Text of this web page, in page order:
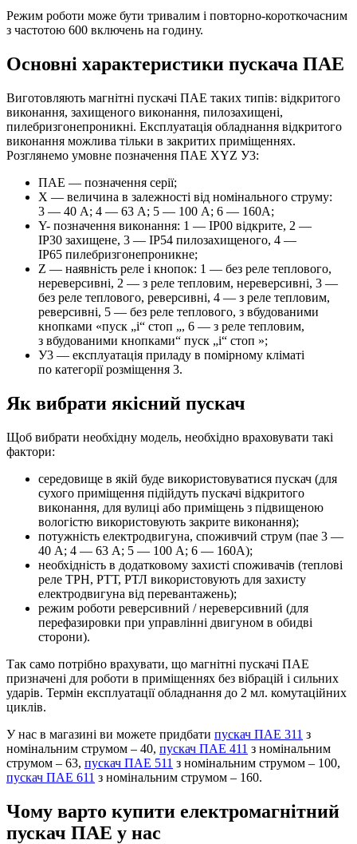
Режим роботи може бути тривалим і повторно-короткочасним
з частотою 600 включень на годину.
Основні характеристики пускача ПАЕ
Виготовляють магнітні пускачі ПАЕ таких типів: відкритого
виконання, захищеного виконання, пилозахищені,
пилебризгонепроникні. Експлуатація обладнання відкритого
виконання можлива тільки в закритих приміщеннях.
Розглянемо умовне позначення ПАЕ XYZ У3:
ПАЕ — позначення серії;
X — величина в залежності від номінального струму:
3 — 40 А; 4 — 63 А; 5 — 100 А; 6 — 160А;
Y- позначення виконання: 1 — IP00 відкрите, 2 —
IP30 захищене, 3 — IP54 пилозахищеного, 4 —
IP65 пилебризгонепроникне;
Z — наявність реле і кнопок: 1 — без реле теплового,
нереверсивні, 2 — з реле тепловим, нереверсивні, 3 —
без реле теплового, реверсивні, 4 — з реле тепловим,
реверсивні, 5 — без реле теплового, з вбудованими
кнопками «пуск „і“ стоп „, 6 — з реле тепловим,
з вбудованими кнопками“ пуск „і“ стоп »;
У3 — експлуатація приладу в помірному кліматі
по категорії розміщення 3.
Як вибрати якісний пускач
Щоб вибрати необхідну модель, необхідно враховувати такі
фактори:
середовище в якій буде використовуватися пускач (для
сухого приміщення підійдуть пускачі відкритого
виконання, для вулиці або приміщень з підвищеною
вологістю використовують закрите виконання);
потужність електродвигуна, споживчий струм (пае 3 —
40 А; 4 — 63 А; 5 — 100 А; 6 — 160А);
необхідність в додатковому захисті споживачів (теплові
реле ТРН, РТТ, РТЛ використовують для захисту
електродвигуна від перевантажень);
режим роботи реверсивний / нереверсивний (для
перефазировки при управлінні двигуном в обидві
сторони).
Так само потрібно врахувати, що магнітні пускачі ПАЕ
призначені для роботи в приміщеннях без вібрацій і сильних
ударів. Термін експлуатації обладнання до 2 мл. комутаційних
циклів.
У нас в магазині ви можете придбати пускач ПАЕ 311 з
номінальним струмом – 40, пускач ПАЕ 411 з номінальним
струмом – 63, пускач ПАЕ 511 з номінальним струмом – 100,
пускач ПАЕ 611 з номінальним струмом – 160.
Чому варто купити електромагнітний
пускач ПАЕ у нас